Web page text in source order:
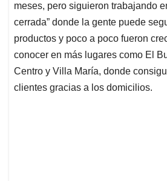
meses, pero siguieron trabajando
cerrada” donde la gente puede
productos y poco a poco fueron
conocer en más lugares como El
Centro y Villa María, donde
clientes gracias a los domicilios.